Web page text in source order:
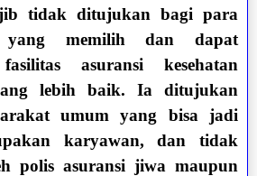
tidak ditujukan bagi para
yang memilih dan dapat
asuransi kesehatan
lebih baik. Ia ditujukan
umum yang bisa jadi
karyawan, dan tidak
polis asuransi jiwa maupun